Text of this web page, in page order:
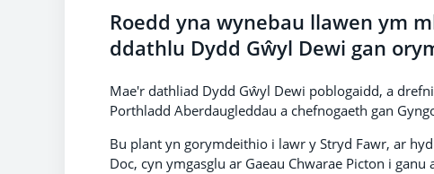
Roedd yna wynebau llawen ym
ddathlu Dydd Gŵyl Dewi gan
Mae'r dathliad Dydd Gŵyl Dewi poblogaidd, a
Porthladd Aberdaugleddau a chefnogaeth gan
Bu plant yn gorymdeithio i lawr y Stryd Fawr, ar
Doc, cyn ymgasglu ar Gaeau Chwarae Picton i ganu